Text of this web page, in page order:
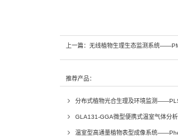
上一篇： 无线植物生理生态监测系统
推荐产品：
分布式植物光合生理及环境监测
GLA131-GGA微型便携式温室气体分
温室型高通量植物表型成像系统